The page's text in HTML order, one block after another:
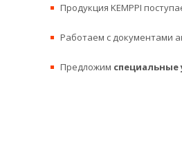
Продукция KEMPPI
Работаем с документами
Предложим специальные